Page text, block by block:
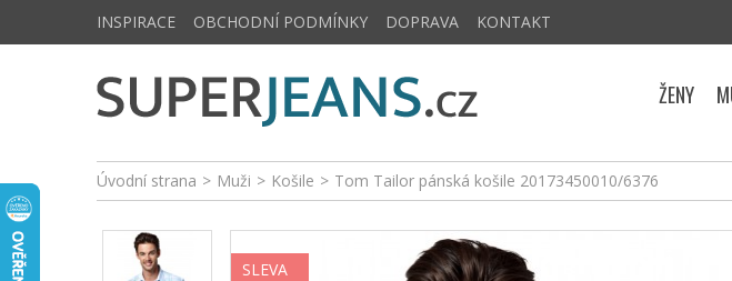
Úvodní strana > Muži > Košile > Tom Tailor pánská košile 20173450010/6376
SLEVA
INSPIRACE OBCHODNÍ PODMÍNKY DOPRAVA KONTAKT
ŽENY